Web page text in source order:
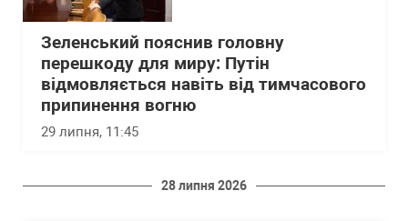
Зеленський пояснив головну
перешкоду для миру: Путін
відмовляється навіть від тимчасового
припинення вогню
29 липня, 11:45
28 липня 2026